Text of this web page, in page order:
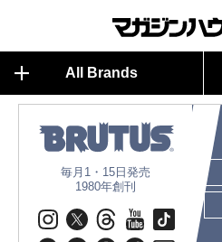
All Brands
毎月1・15日発売
1980年創刊